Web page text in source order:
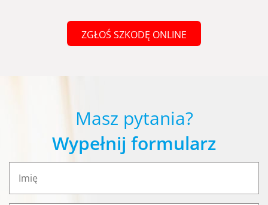
ZGŁOŚ SZKODĘ ONLINE
Masz pytania?
Wypełnij formularz